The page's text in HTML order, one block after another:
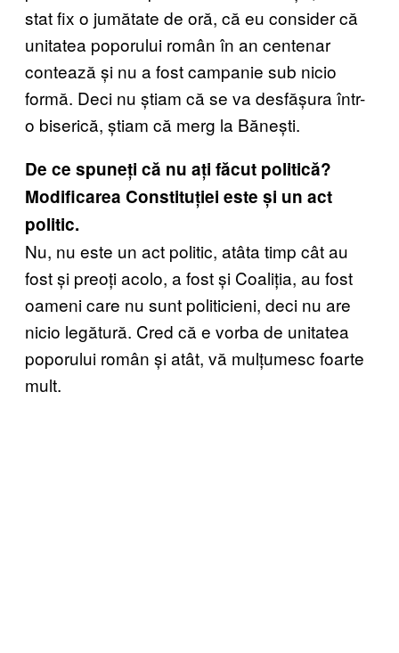
stat fix o jumătate de oră, că eu consider că
unitatea poporului român în an centenar
contează și nu a fost campanie sub nicio
formă. Deci nu știam că se va desfășura într-
o biserică, știam că merg la Bănești.
De ce spuneți că nu ați făcut politică?
Modificarea Constituției este și un act
politic.
Nu, nu este un act politic, atâta timp cât au
fost și preoți acolo, a fost și Coaliția, au fost
oameni care nu sunt politicieni, deci nu are
nicio legătură. Cred că e vorba de unitatea
poporului român și atât, vă mulțumesc foarte
mult.